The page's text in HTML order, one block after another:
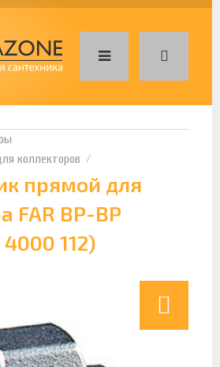
коллекторов
прямой для
FAR ВР-ВР
112)